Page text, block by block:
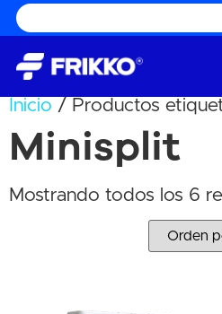
Inicio / Productos
Minisplit
Mostrando todos los 6